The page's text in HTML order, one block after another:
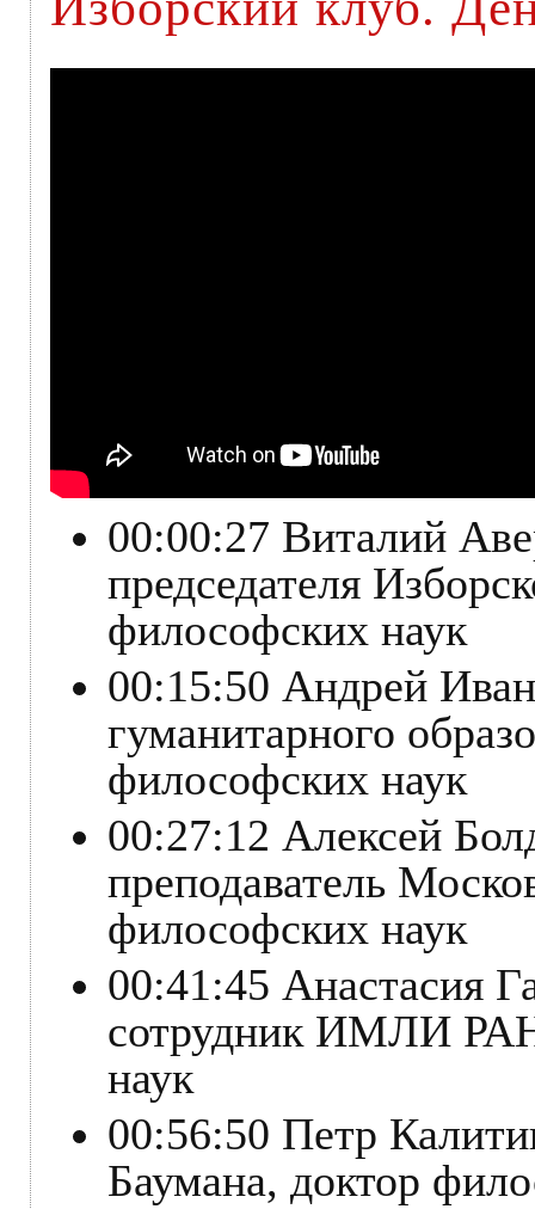
00:00:27 Виталий
председателя
философских наук
00:15:50 Андрей
гуманитарного
философских наук
00:27:12 Алексей
преподаватель
философских наук
00:41:45 Анастасия
сотрудник ИМЛИ
наук
00:56:50 Петр
Баумана, доктор